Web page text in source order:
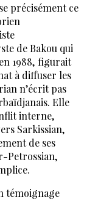
précisément ce
de Bakou qui
1988, figurait
à diffuser les
n’écrit pas
Elle
interne,
Sarkissian,
de ses
Petrossian,
témoignage